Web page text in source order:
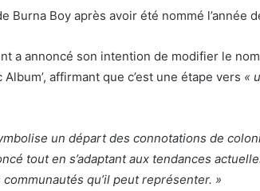
Burna Boy après avoir été nommé l’année
a annoncé son intention de modifier le
affirmant que c’est une étape vers «
un départ des connotations de
tout en s’adaptant aux tendances
qu’il peut représenter. »